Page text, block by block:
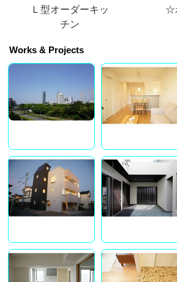
Ｌ型オーダーキッ
チン
☆
Works & Projects